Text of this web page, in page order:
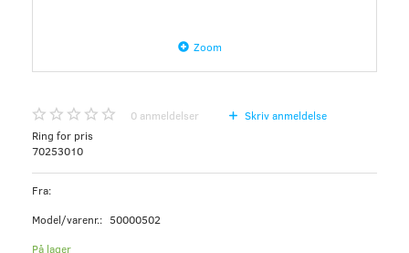
Zoom
0 anmeldelser
Skriv anmeldelse
Ring for pris
70253010
Fra:
Model/varenr.: 50000502
På lager